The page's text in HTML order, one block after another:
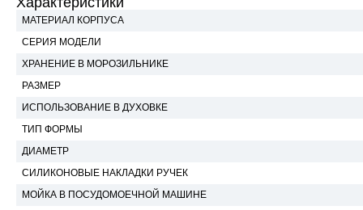
МАТЕРИАЛ КОРПУСА
СЕРИЯ МОДЕЛИ
ХРАНЕНИЕ В МОРОЗИЛЬНИКЕ
РАЗМЕР
ИСПОЛЬЗОВАНИЕ В ДУХОВКЕ
ТИП ФОРМЫ
ДИАМЕТР
СИЛИКОНОВЫЕ НАКЛАДКИ РУЧЕК
МОЙКА В ПОСУДОМОЕЧНОЙ МАШИНЕ